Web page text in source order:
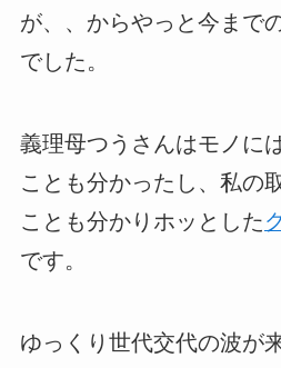
が、、からやっと今まで
でした。
義理母つうさんはモノに
ことも分かったし、私の
ことも分かりホッとした
です。
ゆっくり世代交代の波が